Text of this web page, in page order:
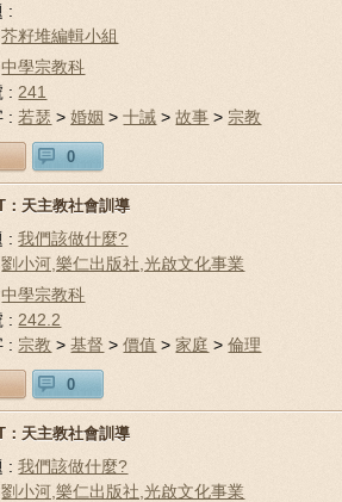
:
芥籽堆編輯小組
中學宗教科
: 241
: 若瑟 >婚姻 >十誡 >故事 > 宗教
0
：天主教社會訓導
:我們該做什麼?
劉小河,樂仁出版社,光啟文化事業
中學宗教科
: 242.2
: 宗教 >基督 >價值 >家庭 >倫理
0
：天主教社會訓導
:我們該做什麼?
劉小河,樂仁出版社,光啟文化事業